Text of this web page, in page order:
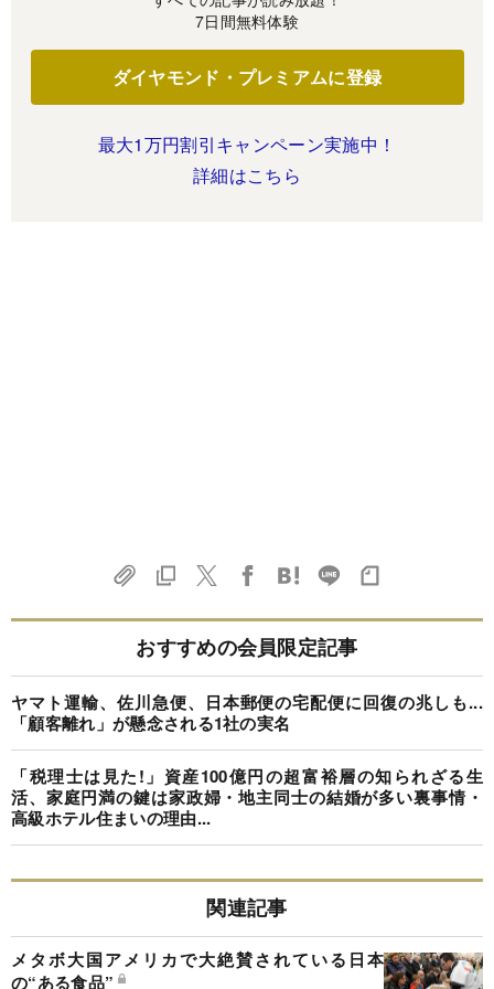
7日間無料体験
ダイヤモンド・プレミアムに登録
最大1万円割引キャンペーン実施中！
詳細はこちら
おすすめの会員限定記事
ヤマト運輸、佐川急便、日本郵便の宅配便に回復の兆しも...
「顧客離れ」が懸念される1社の実名
「税理士は見た!」資産100億円の超富裕層の知られざる生
活、家庭円満の鍵は家政婦・地主同士の結婚が多い裏事情・
高級ホテル住まいの理由...
関連記事
メタボ大国アメリカで大絶賛されている日本
の“ある食品”